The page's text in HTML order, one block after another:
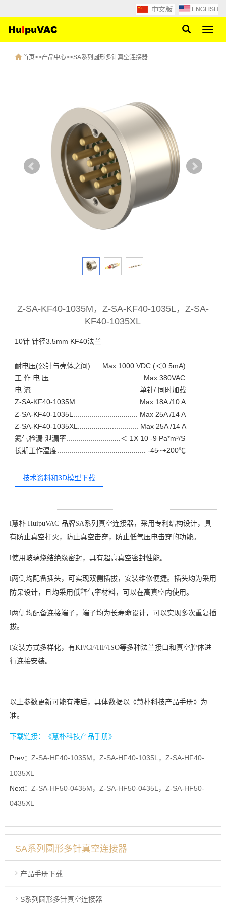
网
导
首页>>产品中心>>SA系列圆形多针真空连接器
Z-SA-KF40-1035M，Z-SA-KF40-1035L，Z-SA-
KF40-1035XL
10针 针径3.5mm KF40法兰
耐电压(公针与壳体之间)......Max 1000 VDC (＜0.5mA)
工 作 电 压...............................................Max 380VAC
电 流 .....................................................单针/ 同时加载
Z-SA-KF40-1035M............................... Max 18A /10 A
Z-SA-KF40-1035L................................ Max 25A /14 A
Z-SA-KF40-1035XL.............................. Max 25A /14 A
氦气检漏 泄漏率...........................＜ 1X 10 -9 Pa*m³/S
长期工作温度............................................ -45~+200℃
技术资料和3D模型下载
l慧朴 HuipuVAC 品牌SA系列真空连接器， 采用专利结构设计，具
有防止真空打火，防止真空击穿，防止低气压电击穿的功能。
l使用玻璃烧结绝缘密封，具有超高真空密封性能。
l两侧均配备插头，可实现双侧插拔，安装维修便捷。插头均为采用
防呆设计，且均采用低释气率材料，可以在高真空内使用。
l两侧均配备连接端子，端子均为长寿命设计，可以实现多次重复插
拔。
l安装方式多样化，有KF/CF/HF/ISO等多种法兰接口和真空腔体进
行连接安装。
以上参数更新可能有滞后，具体数据以《慧朴科技产品手册》为
准。
下载链接：《慧朴科技产品手册》
Prev： Z-SA-HF40-1035M，Z-SA-HF40-1035L，Z-SA-HF40-
1035XL
Next： Z-SA-HF50-0435M，Z-SA-HF50-0435L，Z-SA-HF50-
0435XL
SA系列圆形多针真空连接器
产品手册下载
S系列圆形多针真空连接器